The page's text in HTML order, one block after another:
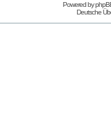
Powered by
Deutsche